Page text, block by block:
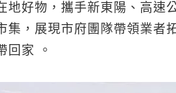
好物，攜手新東陽、高
，展現市府團隊帶領業
回家 。